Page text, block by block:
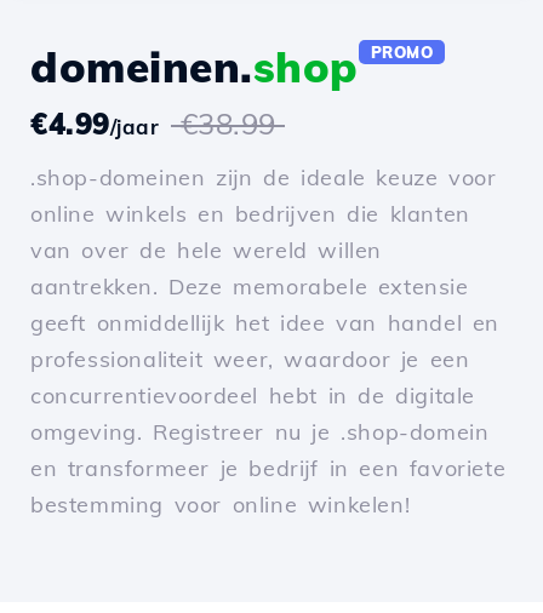
domeinen.shop PROMO
€4.99/jaar €38.99
.shop-domeinen zijn de ideale keuze voor
online winkels en bedrijven die klanten
van over de hele wereld willen
aantrekken. Deze memorabele extensie
geeft onmiddellijk het idee van handel en
professionaliteit weer, waardoor je een
concurrentievoordeel hebt in de digitale
omgeving. Registreer nu je .shop-domein
en transformeer je bedrijf in een favoriete
bestemming voor online winkelen!